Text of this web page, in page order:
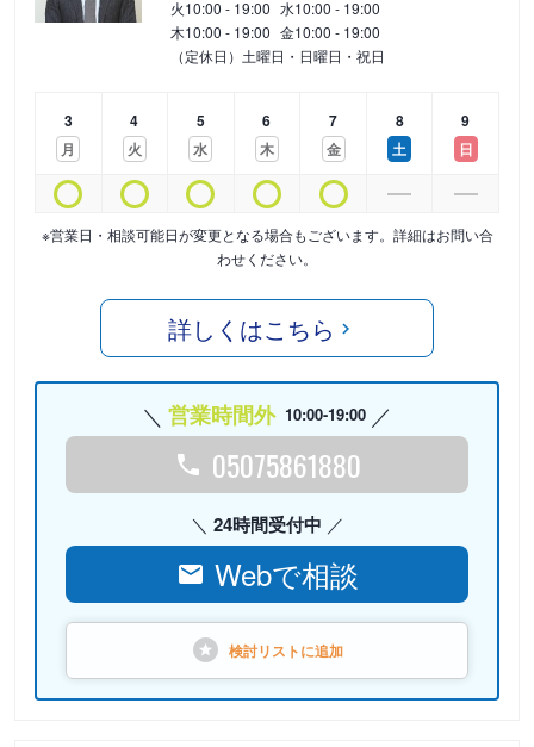
火10:00 - 19:00 水10:00 - 19:00
木10:00 - 19:00 金10:00 - 19:00
（定休日）土曜日・日曜日・祝日
3
月
4
火
5
水
6
木
7
金
8
土
9
日
※営業日・相談可能日が変更となる場合もございます。詳細はお問い合
わせください。
詳しくはこちら
営業時間外 10:00-19:00
05075861880
24時間受付中
Webで相談
検討リストに追加